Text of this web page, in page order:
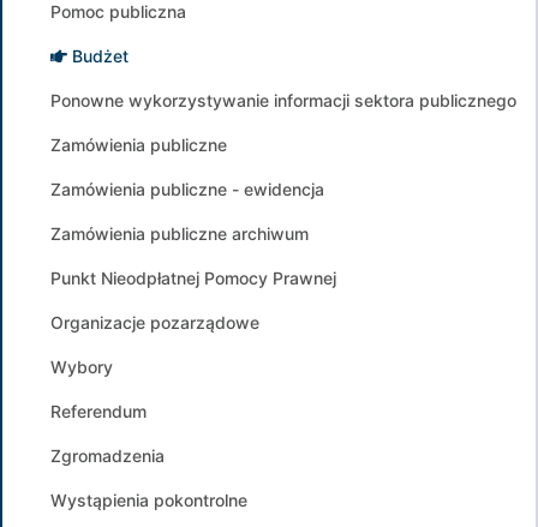
Pomoc publiczna
Budżet
Ponowne wykorzystywanie informacji sektora publicznego
Zamówienia publiczne
Zamówienia publiczne - ewidencja
Zamówienia publiczne archiwum
Punkt Nieodpłatnej Pomocy Prawnej
Organizacje pozarządowe
Wybory
Referendum
Zgromadzenia
Wystąpienia pokontrolne